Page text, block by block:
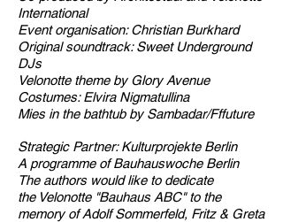
International
Event organisation: Christian Burkhard
Original soundtrack: Sweet Underground
DJs
Velonotte theme by Glory Avenue
Costumes: Elvira Nigmatullina
Mies in the bathtub by Sambadar/Fffuture
Strategic Partner: Kulturprojekte Berlin
A programme of Bauhauswoche Berlin
The authors would like to dedicate
the Velonotte "Bauhaus ABC" to the
memory of Adolf Sommerfeld, Fritz & Greta